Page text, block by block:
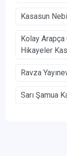
Kasasun
Kolay
Hikayeler
Ravza
Sarı Şamua